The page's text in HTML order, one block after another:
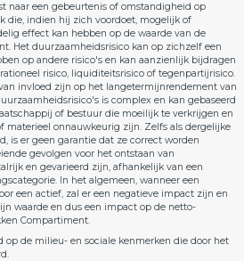
naar een gebeurtenis of omstandigheid op
die, indien hij zich voordoet, mogelijk of
effect kan hebben op de waarde van de
Het duurzaamheidsrisico kan op zichzelf een
op andere risico's en kan aanzienlijk bijdragen
risico, liquiditeitsrisico of tegenpartijrisico.
invloed zijn op het langetermijnrendement van
is complex en kan gebaseerd
of bestuur die moeilijk te verkrijgen en
materieel onnauwkeurig zijn. Zelfs als dergelijke
is er geen garantie dat ze correct worden
gevolgen voor het ontstaan van
en gevarieerd zijn, afhankelijk van een
In het algemeen, wanneer een
een actief, zal er een negatieve impact zijn en
waarde en dus een impact op de netto-
Compartiment.
op de milieu- en sociale kenmerken die door het